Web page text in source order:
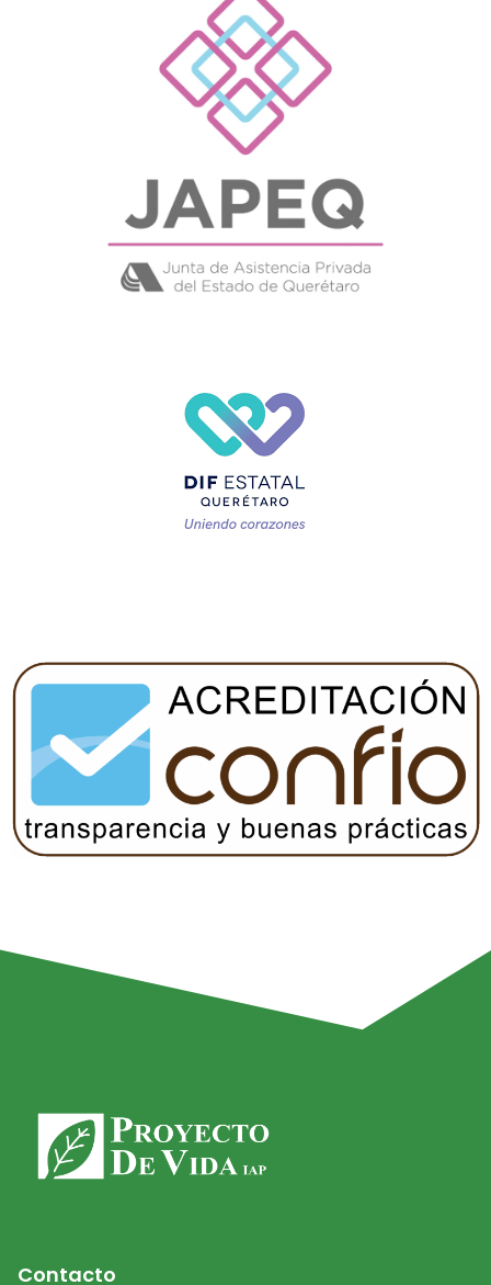
Contacto